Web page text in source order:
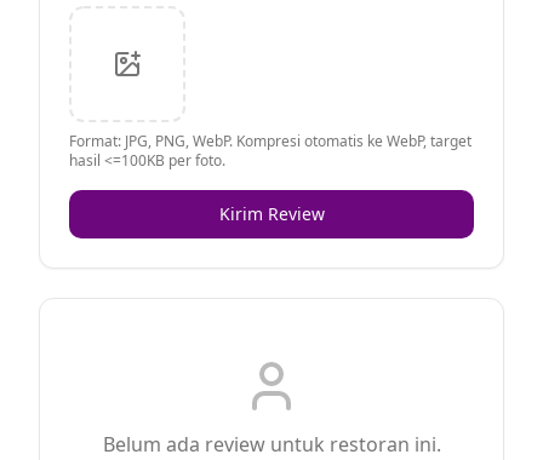
Format: JPG, PNG, WebP. Kompresi otomatis ke WebP, target
hasil <=100KB per foto.
Kirim Review
Belum ada review untuk restoran ini.